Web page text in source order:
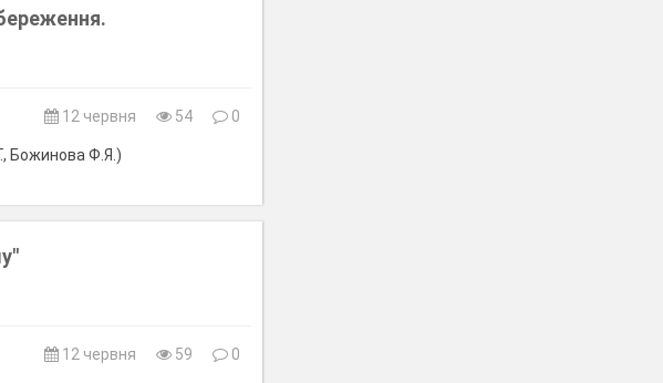
12 червня 54 0
Божинова Ф.Я.)
12 червня 59 0